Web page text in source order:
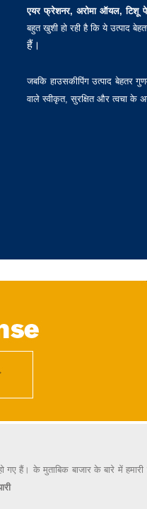
एयर फ्रेशनर, अरोमा ऑयल, टिशू
बहुत खुशी हो रही है कि ये उत्पाद
हैं।
जबकि हाउसकीपिंग उत्पाद बेहतर
वाले स्वीकृत, सुरक्षित और त्वचा के
गए हैं। के मुताबिक बाजार के बारे में